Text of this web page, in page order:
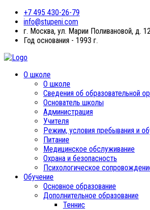
+7 495 430-26-79
info@stupeni.com
г. Москва, ул. Марии Поливановой, д.
Год основания - 1993 г.
О школе
О школе
Сведения об образовательной
Основатель школы
Администрация
Учителя
Режим, условия пребывания и
Питание
Медицинское обслуживание
Охрана и безопасность
Психологическое
Обучение
Основное образование
Дополнительное образование
Теннис